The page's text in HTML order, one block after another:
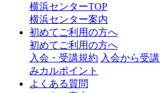
横浜センターTOP
横浜センター案内
初めてご利用の方へ
初めてご利用の方へ
入会・受講規約 入会から受
みカルポイント
よくある質問